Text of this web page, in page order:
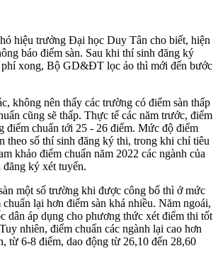
hiệu trưởng Đại học Duy Tân cho biết, hiện
báo điếm sàn. Sau khi thí sinh đăng ký
phí xong, Bộ GD&ĐT lọc ảo thì mới đến bước
không nên thấy các trường có điểm sàn thấp
cũng sẽ thấp. Thực tế các năm trước, điểm
điểm chuẩn tới 25 - 26 điểm. Mức độ điểm
theo số thí sinh đăng ký thi, trong khi chỉ tiêu
khảo điểm chuẩn năm 2022 các ngành của
ký xét tuyển.
một số trường khi được công bố thì ở mức
lại hơn điểm sàn khá nhiều. Năm ngoái,
dân áp dụng cho phương thức xét điểm thi tốt
nhiên, điểm chuẩn các ngành lại cao hơn
từ 6-8 điểm, dao động từ 26,10 đến 28,60